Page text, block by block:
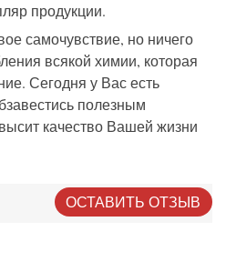
продукции.
самочувствие, но ничего
всякой химии, которая
Сегодня у Вас есть
полезным
качество Вашей жизни
ОСТАВИТЬ ОТЗЫВ